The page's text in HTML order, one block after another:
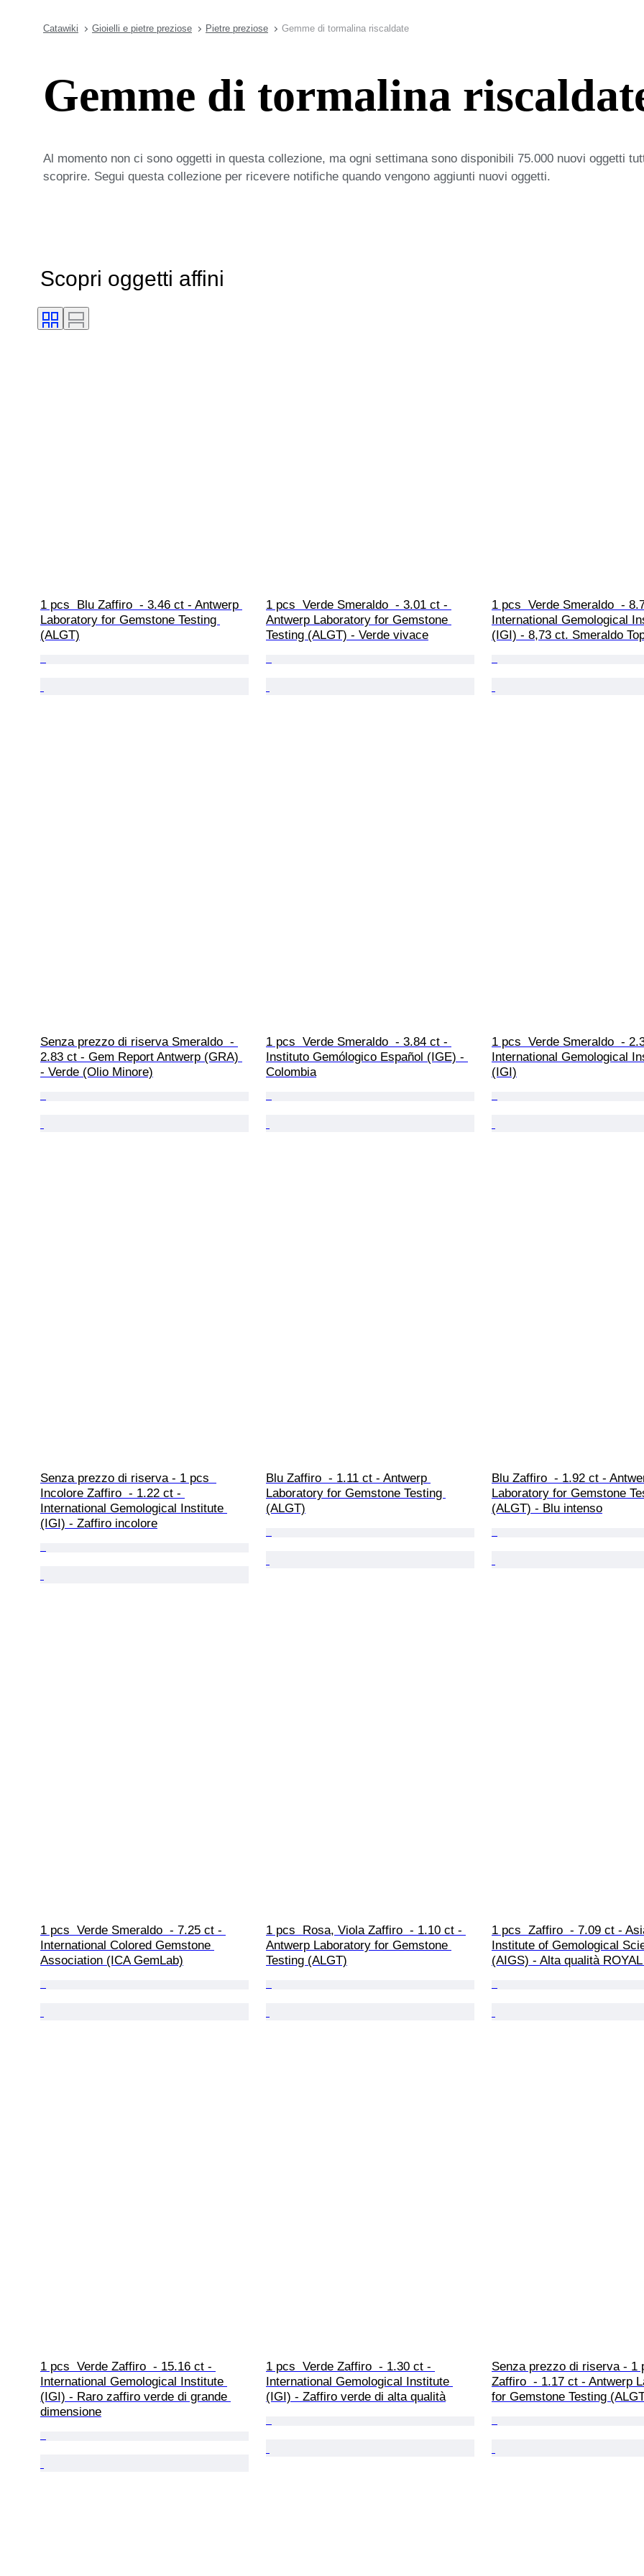
Catawiki Gioielli e pietre preziose Pietre preziose Gemme di tormalina riscaldate
Gemme di tormalina
Al momento non ci sono oggetti in questa collezione, ma ogni settimana sono disponibili 75.000 nuovi oggetti
scoprire. Segui questa collezione per ricevere notifiche quando vengono aggiunti nuovi oggetti.
Scopri oggetti affini
1 pcs  Blu Zaffiro  - 3.46 ct - Antwerp
Laboratory for Gemstone Testing
(ALGT)
1 pcs  Verde Smeraldo  - 3.01 ct -
Antwerp Laboratory for Gemstone
Testing (ALGT) - Verde vivace
1 pcs  Verde Smeraldo  -
International Gemological
(IGI) - 8,73 ct. Smeraldo
Senza prezzo di riserva Smeraldo  -
2.83 ct - Gem Report Antwerp (GRA)
- Verde (Olio Minore)
1 pcs  Verde Smeraldo  - 3.84 ct -
Instituto Gemólogico Español (IGE) -
Colombia
1 pcs  Verde Smeraldo  -
International Gemological
(IGI)
Senza prezzo di riserva - 1 pcs
Incolore Zaffiro  - 1.22 ct -
International Gemological Institute
(IGI) - Zaffiro incolore
Blu Zaffiro  - 1.11 ct - Antwerp
Laboratory for Gemstone Testing
(ALGT)
Blu Zaffiro  - 1.92 ct -
Laboratory for Gemstone
(ALGT) - Blu intenso
1 pcs  Verde Smeraldo  - 7.25 ct -
International Colored Gemstone
Association (ICA GemLab)
1 pcs  Rosa, Viola Zaffiro  - 1.10 ct -
Antwerp Laboratory for Gemstone
Testing (ALGT)
1 pcs  Zaffiro  - 7.09 ct -
Institute of Gemological
(AIGS) - Alta qualità
1 pcs  Verde Zaffiro  - 15.16 ct -
International Gemological Institute
(IGI) - Raro zaffiro verde di grande
dimensione
1 pcs  Verde Zaffiro  - 1.30 ct -
International Gemological Institute
(IGI) - Zaffiro verde di alta qualità
Senza prezzo di riserva - 1
Zaffiro  - 1.17 ct - Antwerp
for Gemstone Testing